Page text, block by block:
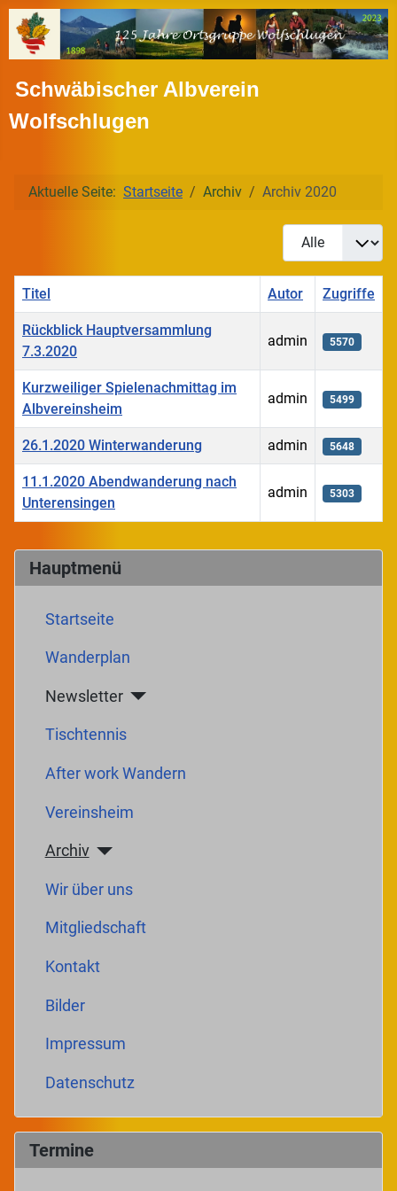
Schwäbischer Albverein
Wolfschlugen
Hauptmenü
Startseite
Wanderplan
Newsletter
Tischtennis
After work Wandern
Vereinsheim
Archiv
Wir über uns
Mitgliedschaft
Kontakt
Bilder
Impressum
Datenschutz
Termine
Aktuelle Seite: Startseite Archiv Archiv 2020
Anzeige #
Titel Autor Zugriffe
Rückblick Hauptversammlung
7.3.2020
admin 5570
Kurzweiliger Spielenachmittag im
Albvereinsheim
admin 5499
26.1.2020 Winterwanderung admin 5648
11.1.2020 Abendwanderung nach
Unterensingen
admin 5303